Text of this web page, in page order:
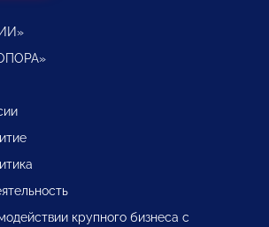
крупного бизнеса с